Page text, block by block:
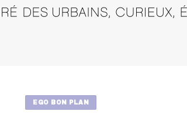
EGO BON PLAN